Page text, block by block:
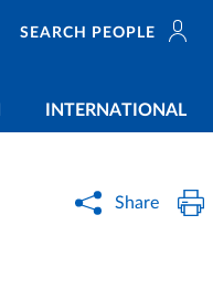
SEARCH PEOPLE
INTERNATIONAL
Share